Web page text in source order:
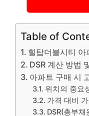
Table of
힐탑더블시티 아
DSR 계산 방법
아파트 구매 시
위치의 중요
가격 대비
DSR(총부